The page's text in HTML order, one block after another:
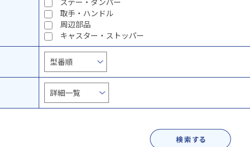
取手・ハンドル
周辺部品
キャスター・ストッパー